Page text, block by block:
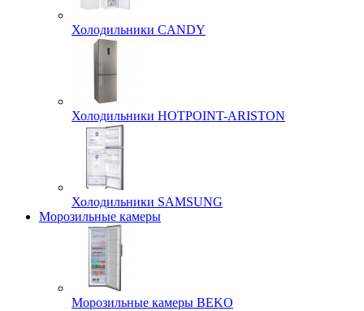
Холодильники CANDY
Холодильники HOTPOINT-ARISTON
Холодильники SAMSUNG
Морозильные камеры
Морозильные камеры BEKO